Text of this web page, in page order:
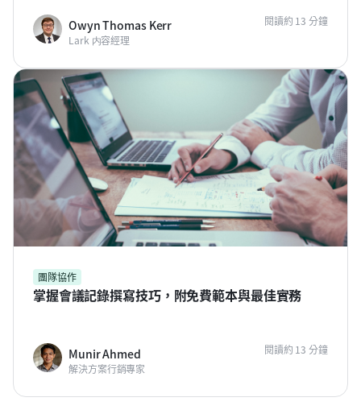
Owyn Thomas Kerr
Lark 内容經理
閱讀約 13 分鐘
團隊協作
掌握會議記錄撰寫技巧，附免費範本與最佳實務
Munir Ahmed
解決方案行銷專家
閱讀約 13 分鐘